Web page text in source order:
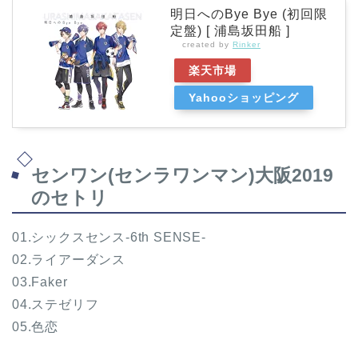
明日へのBye Bye (初回限
定盤) [ 浦島坂田船 ]
created by Rinker
楽天市場
Yahooショッピング
センワン(センラワンマン)大阪2019
のセトリ
01.シックスセンス-6th SENSE-
02.ライアーダンス
03.Faker
04.ステゼリフ
05.色恋